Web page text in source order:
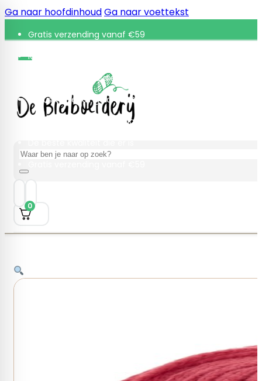
Ga naar hoofdinhoudGa naar voettekst
Gratis verzending vanaf €59
Retourneren binnen 30 dagen
De beste kwaliteit die er is
Gratis verzending vanaf €59
Retourneren binnen 30 dagen
Zoeken
0